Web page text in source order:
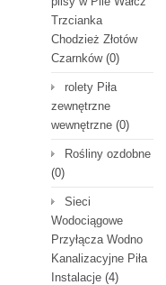
Trzcianka
Chodzież Złotów
Czarnków(0)
rolety Piła
zewnętrzne
wewnętrzne (0)
Rośliny ozdobne
(0)
Sieci
Wodociągowe
Przyłącza Wodno
Kanalizacyjne Piła
Instalacje (4)